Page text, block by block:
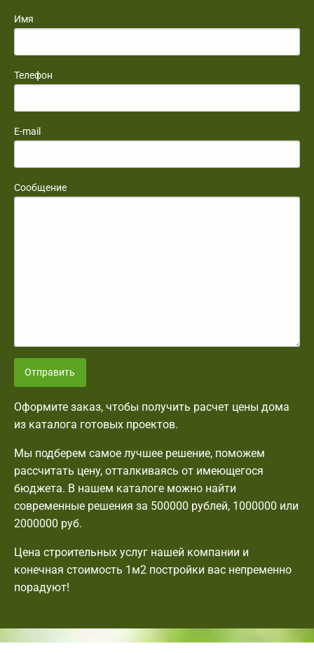
Имя
Телефон
E-mail
Сообщение
Отправить
Оформите заказ, чтобы получить расчет цены дома
из каталога готовых проектов.
Мы подберем самое лучшее решение, поможем
рассчитать цену, отталкиваясь от имеющегося
бюджета. В нашем каталоге можно найти
современные решения за 500000 рублей, 1000000 или
2000000 руб.
Цена строительных услуг нашей компании и
конечная стоимость 1м2 постройки вас непременно
порадуют!